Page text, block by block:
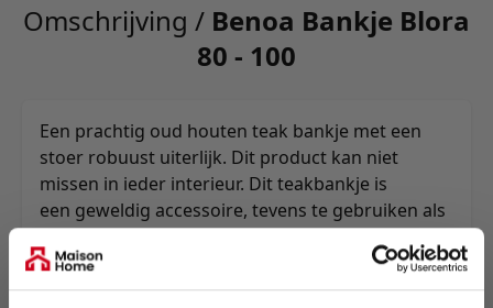
Omschrijving / Benoa Bankje Blora
80 - 100
Een prachtig oud houten teak bankje met een
stoer robuust uiterlijk. Dit product kan niet
missen in ieder interieur. Dit teakbankje is
een geweldig accessoire, tevens te gebruiken als
sidetable, bijzettafeltje of zitbankje. Verkrijgbaar
in diverse afmetingen.